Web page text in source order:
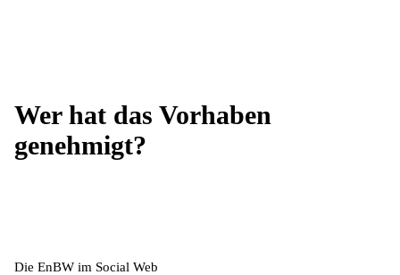
Wer hat das Vorhaben
genehmigt?
Die EnBW im Social Web